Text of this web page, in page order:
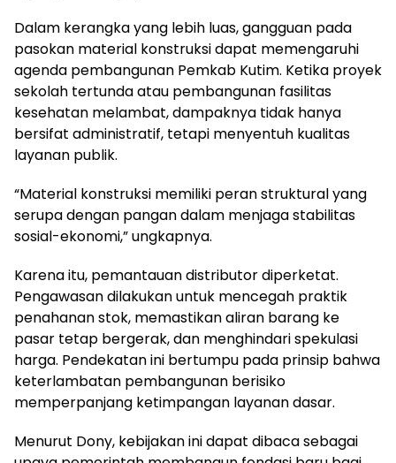
Dalam kerangka yang lebih luas, gangguan pada
pasokan material konstruksi dapat memengaruhi
agenda pembangunan Pemkab Kutim. Ketika proyek
sekolah tertunda atau pembangunan fasilitas
kesehatan melambat, dampaknya tidak hanya
bersifat administratif, tetapi menyentuh kualitas
layanan publik.
“Material konstruksi memiliki peran struktural yang
serupa dengan pangan dalam menjaga stabilitas
sosial-ekonomi,” ungkapnya.
Karena itu, pemantauan distributor diperketat.
Pengawasan dilakukan untuk mencegah praktik
penahanan stok, memastikan aliran barang ke
pasar tetap bergerak, dan menghindari spekulasi
harga. Pendekatan ini bertumpu pada prinsip bahwa
keterlambatan pembangunan berisiko
memperpanjang ketimpangan layanan dasar.
Menurut Dony, kebijakan ini dapat dibaca sebagai